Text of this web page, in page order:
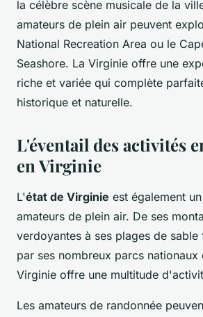
la célèbre scène musicale de la
amateurs de plein air peuvent
National Recreation Area ou le
Seashore. La Virginie offre une
riche et variée qui complète
historique et naturelle.
L'éventail des activités
en Virginie
L'état de Virginie est également
amateurs de plein air. De ses
verdoyantes à ses plages de sable
par ses nombreux parcs nationaux
Virginie offre une multitude
Les amateurs de randonnée